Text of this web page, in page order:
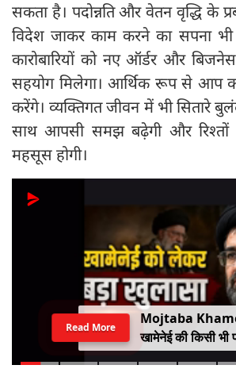
सकता है। पदोन्नति और वेतन वृद्धि के
विदेश जाकर काम करने का सपना
कारोबारियों को नए ऑर्डर और बिजनेस
सहयोग मिलेगा। आर्थिक रूप से आप
करेंगे। व्यक्तिगत जीवन में भी सितारे
साथ आपसी समझ बढ़ेगी और
महसूस होगी।
Mojtaba
खामेनेई की किसी भी
इजराइली मीडिया
Read More